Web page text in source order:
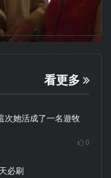
看更多
次她活成了一名遊牧
0
必刷